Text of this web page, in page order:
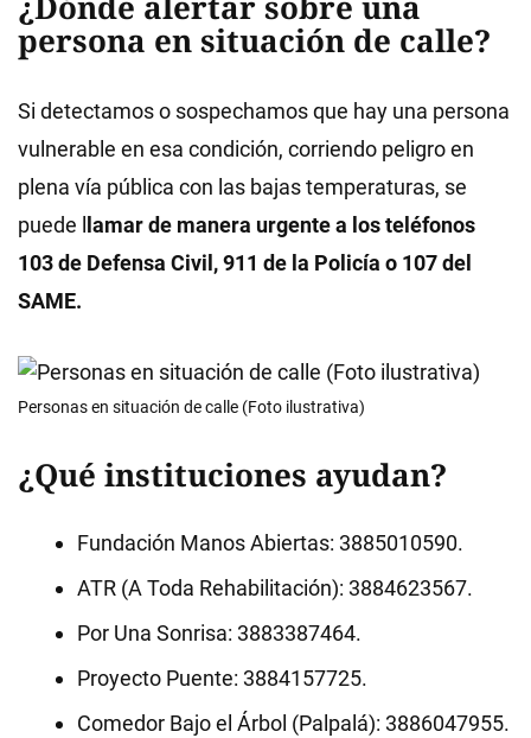
persona en situación de calle?
Si detectamos o sospechamos que hay una persona
vulnerable en esa condición, corriendo peligro en
plena vía pública con las bajas temperaturas, se
puede l
lamar de manera urgente a los teléfonos
103 de Defensa Civil, 911 de la Policía o 107 del
SAME.
Personas en situación de calle (Foto ilustrativa)
¿Qué instituciones ayudan?
Fundación Manos Abiertas: 3885010590.
ATR (A Toda Rehabilitación): 3884623567.
Por Una Sonrisa: 3883387464.
Proyecto Puente: 3884157725.
Comedor Bajo el Árbol (Palpalá): 3886047955.